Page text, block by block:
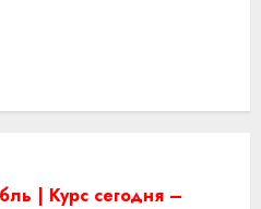
| Курс сегодня –